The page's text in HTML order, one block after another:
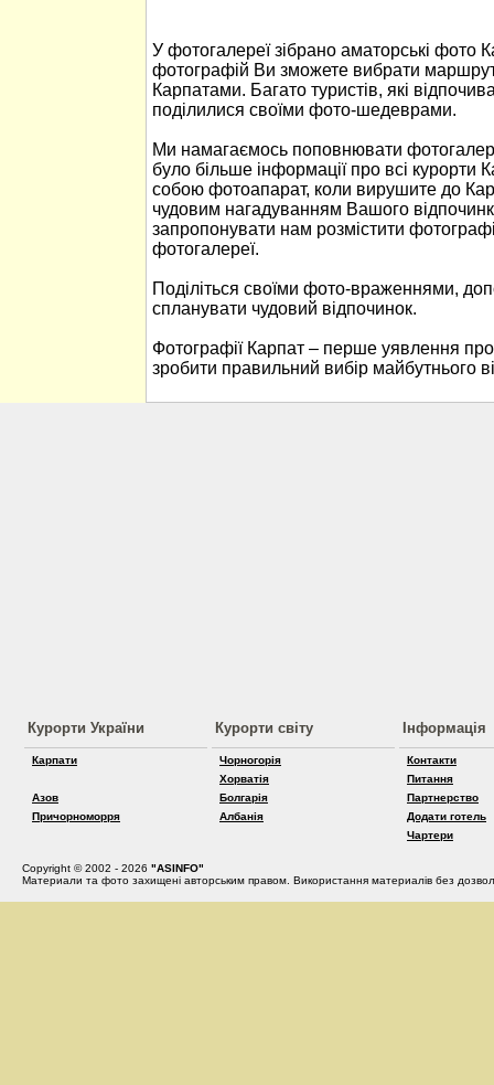
У фотогалереї зібрано аматорські фото
фотографій Ви зможете вибрати
Карпатами. Багато туристів, які
поділилися своїми фото-шедеврами.
Ми намагаємось поповнювати
було більше інформації про всі курорти
собою фотоапарат, коли вирушите до
чудовим нагадуванням Вашого
запропонувати нам розмістити
фотогалереї.
Поділіться своїми фото-враженнями,
спланувати чудовий відпочинок.
Фотографії Карпат – перше уявлення
зробити правильний вибір майбутнього
Курорти України
Карпати
Азов
Причорноморря
Курорти світу
Чорногорія
Хорватія
Болгарія
Албанія
Інформація
Контакти
Питання
Партнерство
Додати готель
Чартери
Copyright © 2002 - 2026 "ASINFO"
Материали та фото захищені авторським правом. Використання материалів без